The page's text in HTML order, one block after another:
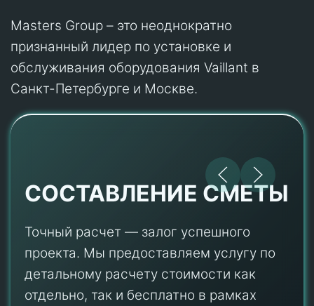
Masters Group – это неоднократно
признанный лидер по установке и
обслуживания оборудования Vaillant в
Санкт-Петербурге и Москве.
СОСТАВЛЕНИЕ СМЕТЫ
Точный расчет — залог успешного
проекта. Мы предоставляем услугу по
детальному расчету стоимости как
отдельно, так и бесплатно в рамках